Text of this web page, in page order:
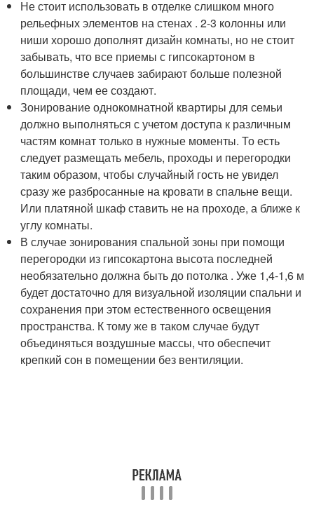
Не стоит использовать в отделке слишком много
рельефных элементов на стенах . 2-3 колонны или
ниши хорошо дополнят дизайн комнаты, но не стоит
забывать, что все приемы с гипсокартоном в
большинстве случаев забирают больше полезной
площади, чем ее создают.
Зонирование однокомнатной квартиры для семьи
должно выполняться с учетом доступа к различным
частям комнат только в нужные моменты. То есть
следует размещать мебель, проходы и перегородки
таким образом, чтобы случайный гость не увидел
сразу же разбросанные на кровати в спальне вещи.
Или платяной шкаф ставить не на проходе, а ближе к
углу комнаты.
В случае зонирования спальной зоны при помощи
перегородки из гипсокартона высота последней
необязательно должна быть до потолка . Уже 1,4-1,6 м
будет достаточно для визуальной изоляции спальни и
сохранения при этом естественного освещения
пространства. К тому же в таком случае будут
объединяться воздушные массы, что обеспечит
крепкий сон в помещении без вентиляции.